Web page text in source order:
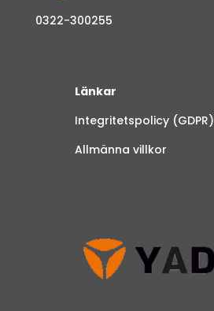
0322-300255
Länkar
Integritetspolicy (GDPR)
Allmänna villkor